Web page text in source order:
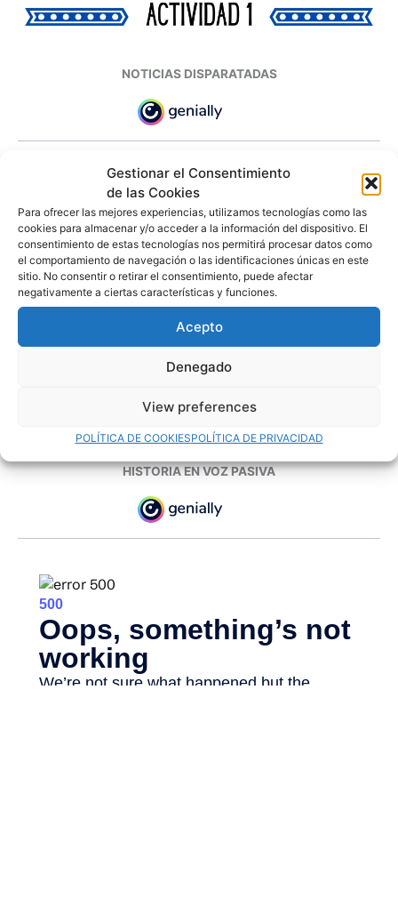
Gestionar el Consentimiento
de las Cookies
Para ofrecer las mejores experiencias, utilizamos tecnologías como las
cookies para almacenar y/o acceder a la información del dispositivo. El
consentimiento de estas tecnologías nos permitirá procesar datos como
el comportamiento de navegación o las identificaciones únicas en este
sitio. No consentir o retirar el consentimiento, puede afectar
negativamente a ciertas características y funciones.
Acepto
Denegado
View preferences
POLÍTICA DE COOKIESPOLÍTICA DE PRIVACIDAD
NOTICIAS DISPARATADAS
HISTORIA EN VOZ PASIVA